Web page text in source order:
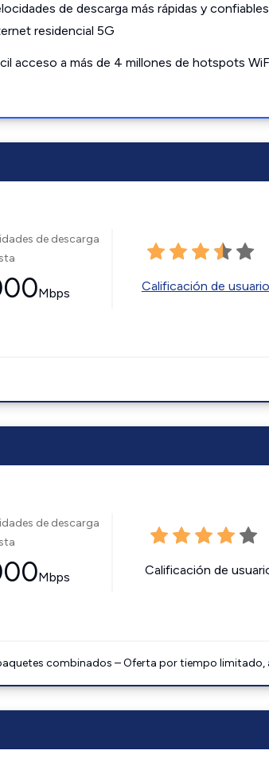
de descarga más rápidas y
residencial 5G
acceso a más de 4 millones de hotspots
de descarga
Mbps Calificación de
de descarga
Mbps Calificación de
combinados – Oferta por tiempo